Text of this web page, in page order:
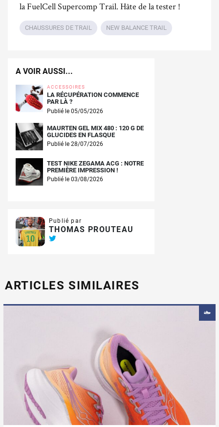
la FuelCell Supercomp Trail. Hâte de la tester !
CHAUSSURES DE TRAIL NEW BALANCE TRAIL
A VOIR AUSSI...
ACCESSOIRES
LA RÉCUPÉRATION COMMENCE
PAR LÀ ?
Publié le 05/05/2026
MAURTEN GEL MIX 480 : 120 G DE
GLUCIDES EN FLASQUE
Publié le 28/07/2026
TEST NIKE ZEGAMA ACG : NOTRE
PREMIÈRE IMPRESSION !
Publié le 03/08/2026
Publié par
THOMAS PROUTEAU
ARTICLES SIMILAIRES